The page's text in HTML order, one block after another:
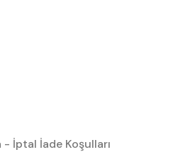
İptal İade Koşulları